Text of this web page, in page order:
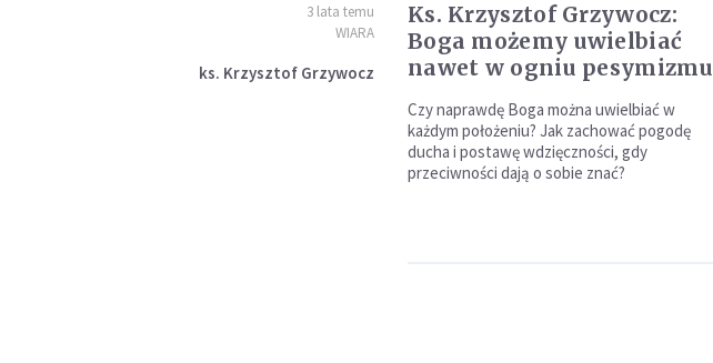
3 lata temu
WIARA
ks. Krzysztof Grzywocz
Ks. Krzysztof Grzywocz:
Boga możemy uwielbiać
nawet w ogniu pesymizmu
Czy naprawdę Boga można uwielbiać w
każdym położeniu? Jak zachować pogodę
ducha i postawę wdzięczności, gdy
przeciwności dają o sobie znać?